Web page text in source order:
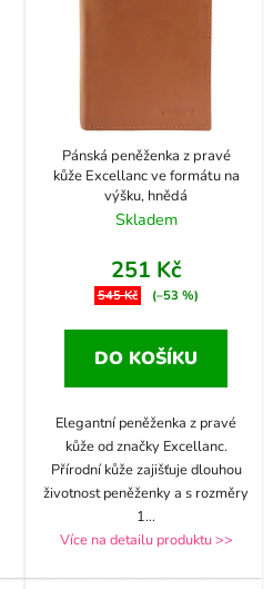
Pánská peněženka z pravé
kůže Excellanc ve formátu na
výšku, hnědá
Skladem
251 Kč
545 Kč (–53 %)
DO KOŠÍKU
Elegantní peněženka z pravé
kůže od značky Excellanc.
Přírodní kůže zajišťuje dlouhou
životnost peněženky a s rozměry
1...
Více na detailu produktu >>